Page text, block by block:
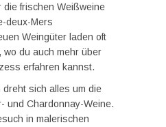
die frischen Weißweine
deux-Mers
Weingüter laden oft
wo du auch mehr über
erfahren kannst.
dreht sich alles um die
und Chardonnay-Weine.
in malerischen